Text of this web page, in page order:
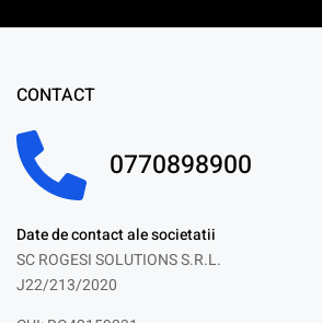
CONTACT
0770898900
Date de contact ale societatii
SC ROGESI SOLUTIONS S.R.L.
J22/213/2020